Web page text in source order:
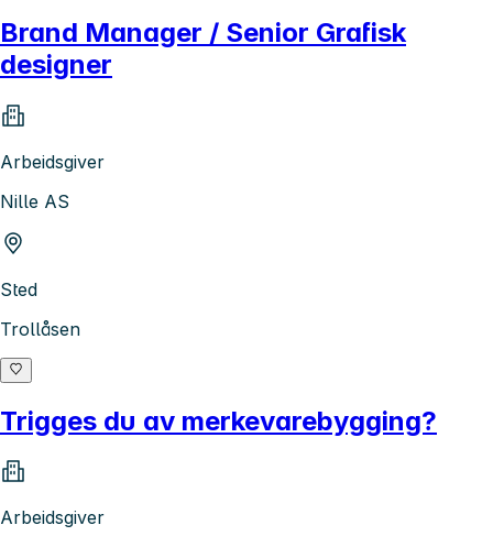
Brand Manager / Senior Grafisk
designer
Arbeidsgiver
Nille AS
Sted
Trollåsen
Trigges du av merkevarebygging?
Arbeidsgiver